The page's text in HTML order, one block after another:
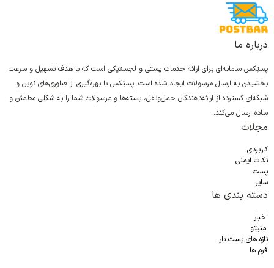
درباره ما
پستِکس سامانه‌ای برای ارائه خدمات پستی و لجستیکی است که با هدف تسهیل و سرعت
بخشیدن به ارسال مرسولات ایجاد شده است. پستِکس با بهره‌گیری از فناوری‌های نوین و
شبکه‌ای گسترده از ارائه‌دهندگان حمل‌ونقل، بسته‌ها و مرسولات شما را به شکلی مطمئن و
ساده ارسال می‌کند.
مجلات
کاربردی
نکات ایمنی
پست
سایر
دسته بندی ها
اخبار
امنیتو
تازه های پست بار
فرم ها